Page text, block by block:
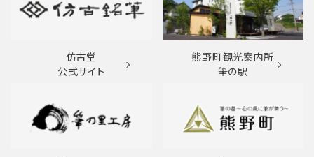
仿古堂
公式サイト
熊野町観光案内所
筆の駅